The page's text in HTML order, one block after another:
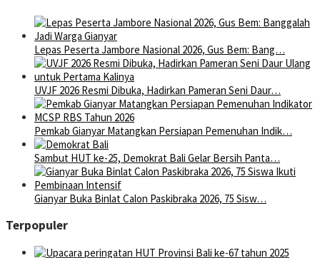
Lepas Peserta Jambore Nasional 2026, Gus Bem: Bang…
UVJF 2026 Resmi Dibuka, Hadirkan Pameran Seni Daur…
Pemkab Gianyar Matangkan Persiapan Pemenuhan Indik…
Sambut HUT ke-25, Demokrat Bali Gelar Bersih Panta…
Gianyar Buka Binlat Calon Paskibraka 2026, 75 Sisw…
Terpopuler